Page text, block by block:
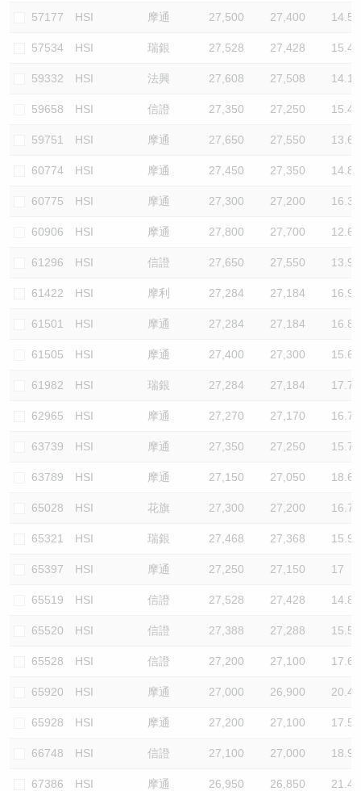
57177 HSI 摩通 27,500 27,400 14.5
57534 HSI 瑞銀 27,528 27,428 15.4
59332 HSI 法興 27,608 27,508 14.1
59658 HSI 信證 27,350 27,250 15.4
59751 HSI 摩通 27,650 27,550 13.6
60774 HSI 摩通 27,450 27,350 14.8
60775 HSI 摩通 27,300 27,200 16.3
60906 HSI 摩通 27,800 27,700 12.6
61296 HSI 信證 27,650 27,550 13.9
61422 HSI 摩利 27,284 27,184 16.9
61501 HSI 摩通 27,284 27,184 16.8
61505 HSI 摩通 27,400 27,300 15.6
61982 HSI 瑞銀 27,284 27,184 17.7
62965 HSI 摩通 27,270 27,170 16.7
63739 HSI 摩通 27,350 27,250 15.7
63789 HSI 摩通 27,150 27,050 18.6
65028 HSI 花旗 27,300 27,200 16.7
65321 HSI 瑞銀 27,468 27,368 15.9
65397 HSI 摩通 27,250 27,150 17
65519 HSI 信證 27,528 27,428 14.8
65520 HSI 信證 27,388 27,288 15.5
65528 HSI 信證 27,200 27,100 17.6
65920 HSI 摩通 27,000 26,900 20.4
65928 HSI 摩通 27,200 27,100 17.5
66748 HSI 信證 27,100 27,000 18.9
67386 HSI 摩通 26,950 26,850 21.4